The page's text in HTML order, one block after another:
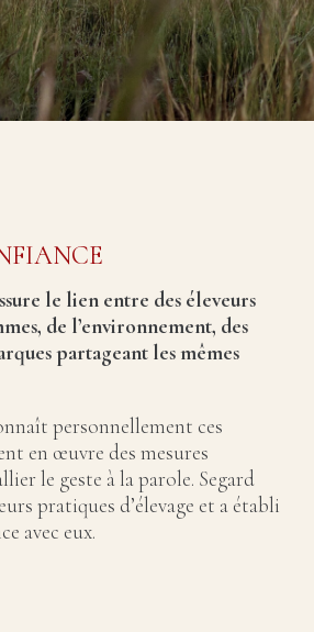
le lien entre des éleveurs
de l’environnement, des
partageant les mêmes
personnellement ces
en œuvre des mesures
le geste à la parole. Segard
pratiques d’élevage et a établi
avec eux.